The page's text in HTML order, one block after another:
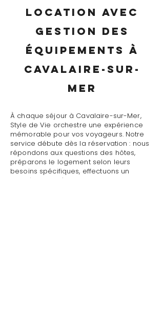
location avec
gestion des
équipements à
Cavalaire-sur-
Mer
À chaque séjour à Cavalaire-sur-Mer,
Style de Vie orchestre une expérience
mémorable pour vos voyageurs. Notre
service débute dès la réservation : nous
répondons aux questions des hôtes,
préparons le logement selon leurs
besoins spécifiques, effectuons un
contrôle qualité complet avant leur